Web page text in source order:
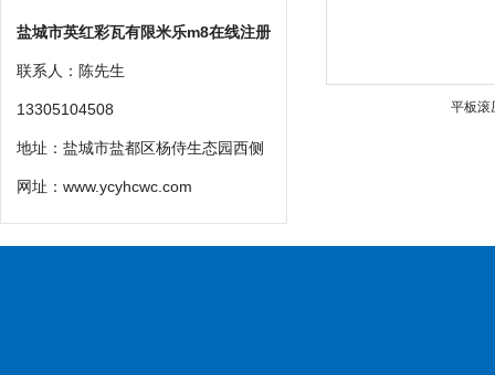
盐城市英红彩瓦有限米乐m8在线注册
联系人：陈先生
13305104508
地址：盐城市盐都区杨侍生态园西侧
网址： www.ycyhcwc.com
平板滚